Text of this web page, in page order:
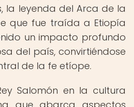
la leyenda del Arca de la
que fue traída a Etiopía
un impacto profundo
del país, convirtiéndose
de la fe etíope.
Salomón en la cultura